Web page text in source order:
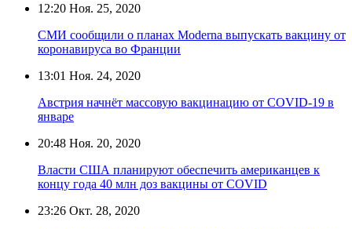
12:20 Ноя. 25, 2020
СМИ сообщили о планах Moderna выпускать вакцину от
коронавируса во Франции
13:01 Ноя. 24, 2020
Австрия начнёт массовую вакцинацию от COVID-19 в
январе
20:48 Ноя. 20, 2020
Власти США планируют обеспечить американцев к
концу года 40 млн доз вакцины от COVID
23:26 Окт. 28, 2020